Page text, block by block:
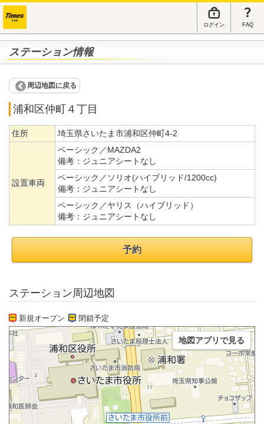
ログイン FAQ
ステーション情報
周辺地図に戻る
浦和区仲町４丁目
住所 埼玉県さいたま市浦和区仲町4-2
設置車両
ベーシック／MAZDA2
備考： ジュニアシートなし
ベーシック／ソリオ(ハイブリッド/1200cc)
備考： ジュニアシートなし
ベーシック／ヤリス（ハイブリッド）
備考： ジュニアシートなし
予約
ステーション周辺地図
新規オープン 閉鎖予定
地図アプリで見る